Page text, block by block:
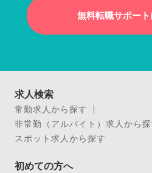
無料転職サポー
求人検索
常勤求人から探す
非常勤（アルバイト）求人から探
スポット求人から探す
初めての方へ